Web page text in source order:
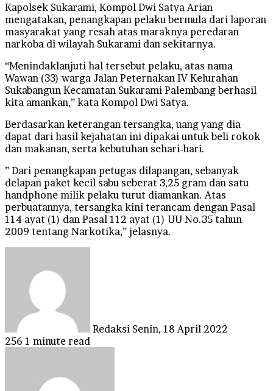
Kapolsek Sukarami, Kompol Dwi Satya Arian
mengatakan, penangkapan pelaku bermula dari laporan
masyarakat yang resah atas maraknya peredaran
narkoba di wilayah Sukarami dan sekitarnya.
“Menindaklanjuti hal tersebut pelaku, atas nama
Wawan (33) warga Jalan Peternakan IV Kelurahan
Sukabangun Kecamatan Sukarami Palembang berhasil
kita amankan,” kata Kompol Dwi Satya.
Berdasarkan keterangan tersangka, uang yang dia
dapat dari hasil kejahatan ini dipakai untuk beli rokok
dan makanan, serta kebutuhan sehari-hari.
” Dari penangkapan petugas dilapangan, sebanyak
delapan paket kecil sabu seberat 3,25 gram dan satu
handphone milik pelaku turut diamankan. Atas
perbuatannya, tersangka kini terancam dengan Pasal
114 ayat (1) dan Pasal 112 ayat (1) UU No.35 tahun
2009 tentang Narkotika,” jelasnya.
Redaksi Senin, 18 April 2022
256 1 minute read